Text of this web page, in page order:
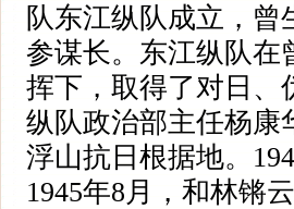
队东江纵队成立，
参谋长。东江纵队在
挥下，取得了对日、
纵队政治部主任杨康
浮山抗日根据地。
1945年8月，和林锵